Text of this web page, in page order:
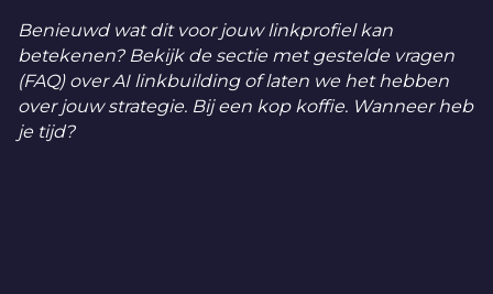
Benieuwd wat dit voor jouw linkprofiel kan
betekenen? Bekijk de sectie met gestelde vragen
(FAQ) over AI linkbuilding of laten we het hebben
over jouw strategie. Bij een kop koffie. Wanneer heb
je tijd?